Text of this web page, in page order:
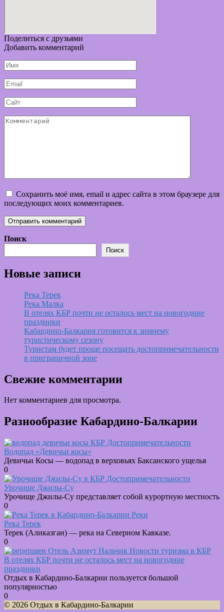
Поделиться с друзьями
Добавить комментарий
Имя
*
Email
*
Сайт
Комментарий
Сохранить моё имя, email и адрес сайта в этом браузере для
последующих моих комментариев.
Поиск
Поиск
Новые записи
Река Терек
Река Малка
В отелях КБР почти не осталось мест на новогодние
праздники
Кабардино-Балкария готовится к зимнему
туристическому сезону
Туристам будет проще посещать достопримечательности
в приграничной зоне
Свежие комментарии
Нет комментариев для просмотра.
Разнообразие Кабардино-Балкарии
Достопримечательности
Водопад «Девичьи косы»
Девичьи Косы — водопад в верховьях Баксанского ущелья
0
Достопримечательности
Урочище Джилы-Су
Урочище Джилы-Су представляет собой курортную местность
0
Реки
Река Терек
Терек (Аликазган) — река на Северном Кавказе.
0
Новости туризма в КБР
В отелях КБР почти не осталось мест на новогодние
праздники
Отдых в Кабардино-Балкарии пользуется большой
популярностью
0
© 2026 Отдых в Кабардино-Балкарии